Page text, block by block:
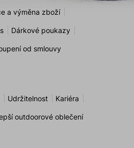
a výměna zboží
Dárkové poukazy
od smlouvy
Udržitelnost Kariéra
outdoorové oblečení